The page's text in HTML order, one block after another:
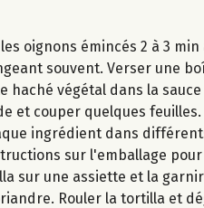
les oignons émincés 2 à 3
souvent. Verser une
haché végétal dans la
et couper quelques
ingrédient dans
sur l'emballage
sur une assiette et la
Rouler la tortilla et